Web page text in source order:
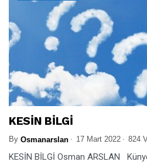
KESİN BİLGİ
By Osmanarslan 17 Mart 2022 824
KESİN BİLGİ Osman ARSLAN